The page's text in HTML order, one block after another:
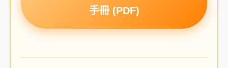
手冊 (PDF)